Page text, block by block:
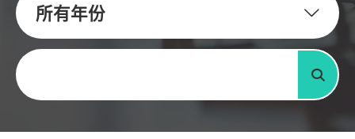
所有年份
关键字
搜寻